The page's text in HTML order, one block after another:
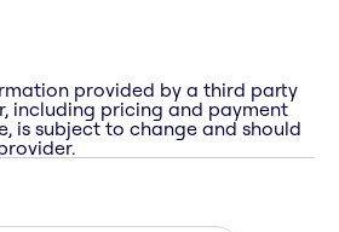
provided by a third party
including pricing and payment
is subject to change and should